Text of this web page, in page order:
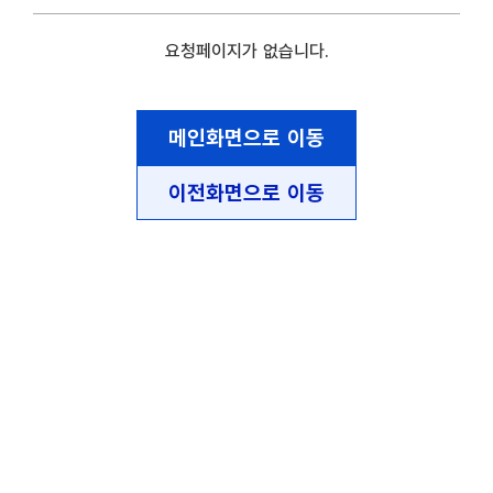
요청페이지가 없습니다.
메인화면으로 이동
이전화면으로 이동